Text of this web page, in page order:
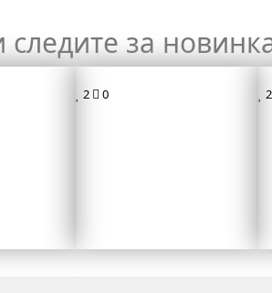
следите за
2 0 2